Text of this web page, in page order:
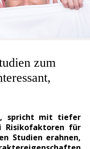
zum
spricht mit tiefer
Risikofaktoren für
Studien erahnen,